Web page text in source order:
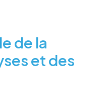
de la
et des